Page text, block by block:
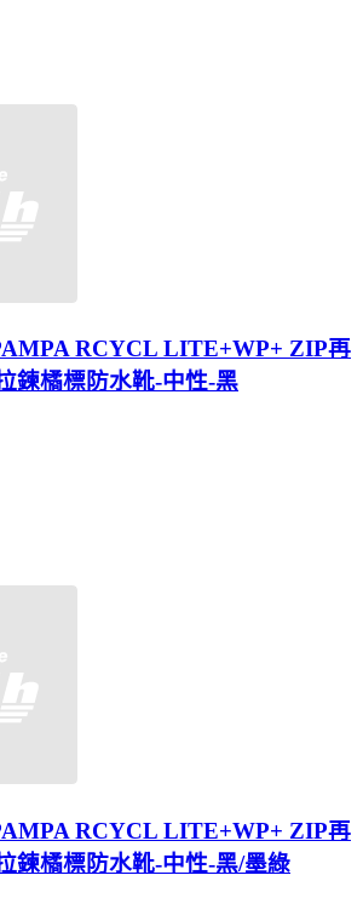
RCYCL LITE+WP+ ZIP再
鍊橘標防水靴-中性-黑
RCYCL LITE+WP+ ZIP再
鍊橘標防水靴-中性-黑/墨綠